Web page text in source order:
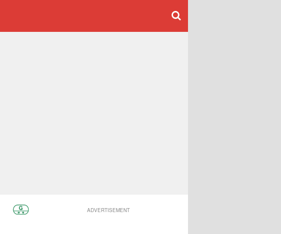
ADVERTISEMENT